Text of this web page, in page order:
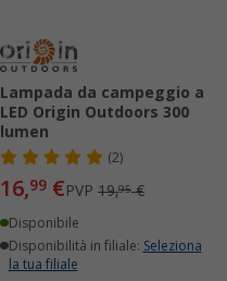
Lampada da campeggio a
LED Origin Outdoors 300
lumen
(2)
16,99 €PVP 19,95€
Disponibile
Disponibilità in filiale: Seleziona
la tua filiale